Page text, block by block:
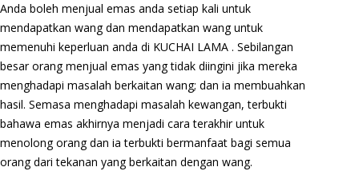
Anda boleh menjual emas anda setiap kali untuk
mendapatkan wang dan mendapatkan wang untuk
memenuhi keperluan anda di KUCHAI LAMA . Sebilangan
besar orang menjual emas yang tidak diingini jika mereka
menghadapi masalah berkaitan wang; dan ia membuahkan
hasil. Semasa menghadapi masalah kewangan, terbukti
bahawa emas akhirnya menjadi cara terakhir untuk
menolong orang dan ia terbukti bermanfaat bagi semua
orang dari tekanan yang berkaitan dengan wang.